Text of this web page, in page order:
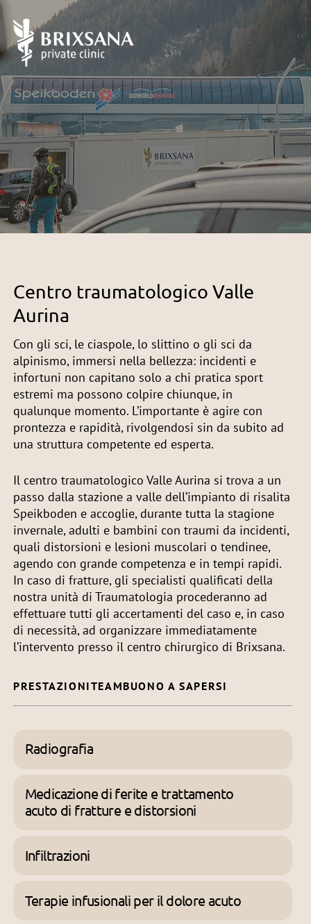
Centro traumatologico Valle
Aurina
Con gli sci, le ciaspole, lo slittino o gli sci da
alpinismo, immersi nella bellezza: incidenti e
infortuni non capitano solo a chi pratica sport
estremi ma possono colpire chiunque, in
qualunque momento. L’importante è agire con
prontezza e rapidità, rivolgendosi sin da subito ad
una struttura competente ed esperta.
Il centro traumatologico Valle Aurina si trova a un
passo dalla stazione a valle dell’impianto di risalita
Speikboden e accoglie, durante tutta la stagione
invernale, adulti e bambini con traumi da incidenti,
quali distorsioni e lesioni muscolari o tendinee,
agendo con grande competenza e in tempi rapidi.
In caso di fratture, gli specialisti qualificati della
nostra unità di Traumatologia procederanno ad
effettuare tutti gli accertamenti del caso e, in caso
di necessità, ad organizzare immediatamente
l’intervento presso il centro chirurgico di Brixsana.
PRESTAZIONITEAMBUONO A SAPERSI
Radiografia
Medicazione di ferite e trattamento
acuto di fratture e distorsioni
Infiltrazioni
Terapie infusionali per il dolore acuto